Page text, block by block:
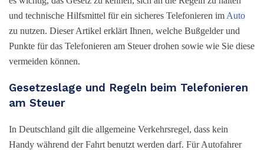
und technische Hilfsmittel für ein sicheres Telefonieren im Auto
zu nutzen. Dieser Artikel erklärt Ihnen, welche Bußgelder und
Punkte für das Telefonieren am Steuer drohen sowie wie Sie diese
vermeiden können.
Gesetzeslage und Regeln beim Telefonieren
am Steuer
In Deutschland gilt die allgemeine Verkehrsregel, dass kein
Handy während der Fahrt benutzt werden darf. Für Autofahrer